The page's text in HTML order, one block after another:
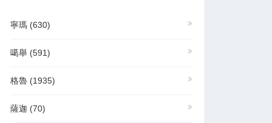
寧瑪 (630)
噶舉 (591)
格魯 (1935)
薩迦 (70)